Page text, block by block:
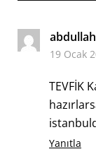
abdullah
19 Ocak
TEVFİK
Yanıtla